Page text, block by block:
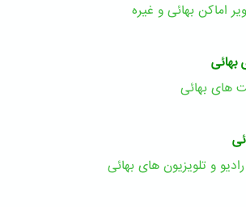
اماکن بهائی و غیره
بهائی
های بهائی
و تلویزیون های بهائی